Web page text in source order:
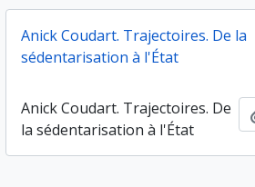
Anick Coudart. Trajectoires. De la
sédentarisation à l'État
Anick Coudart. Trajectoires. De
la sédentarisation à l'État